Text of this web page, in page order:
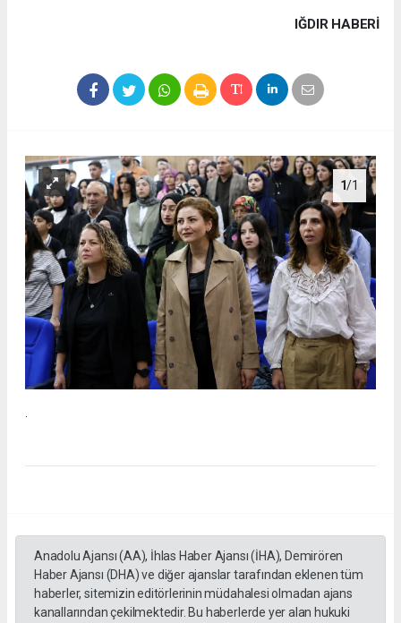
IĞDIR HABERİ
1/1
.
Anadolu Ajansı (AA), İhlas Haber Ajansı (İHA), Demirören
Haber Ajansı (DHA) ve diğer ajanslar tarafından eklenen tüm
haberler, sitemizin editörlerinin müdahalesi olmadan ajans
kanallarından çekilmektedir. Bu haberlerde yer alan hukuki